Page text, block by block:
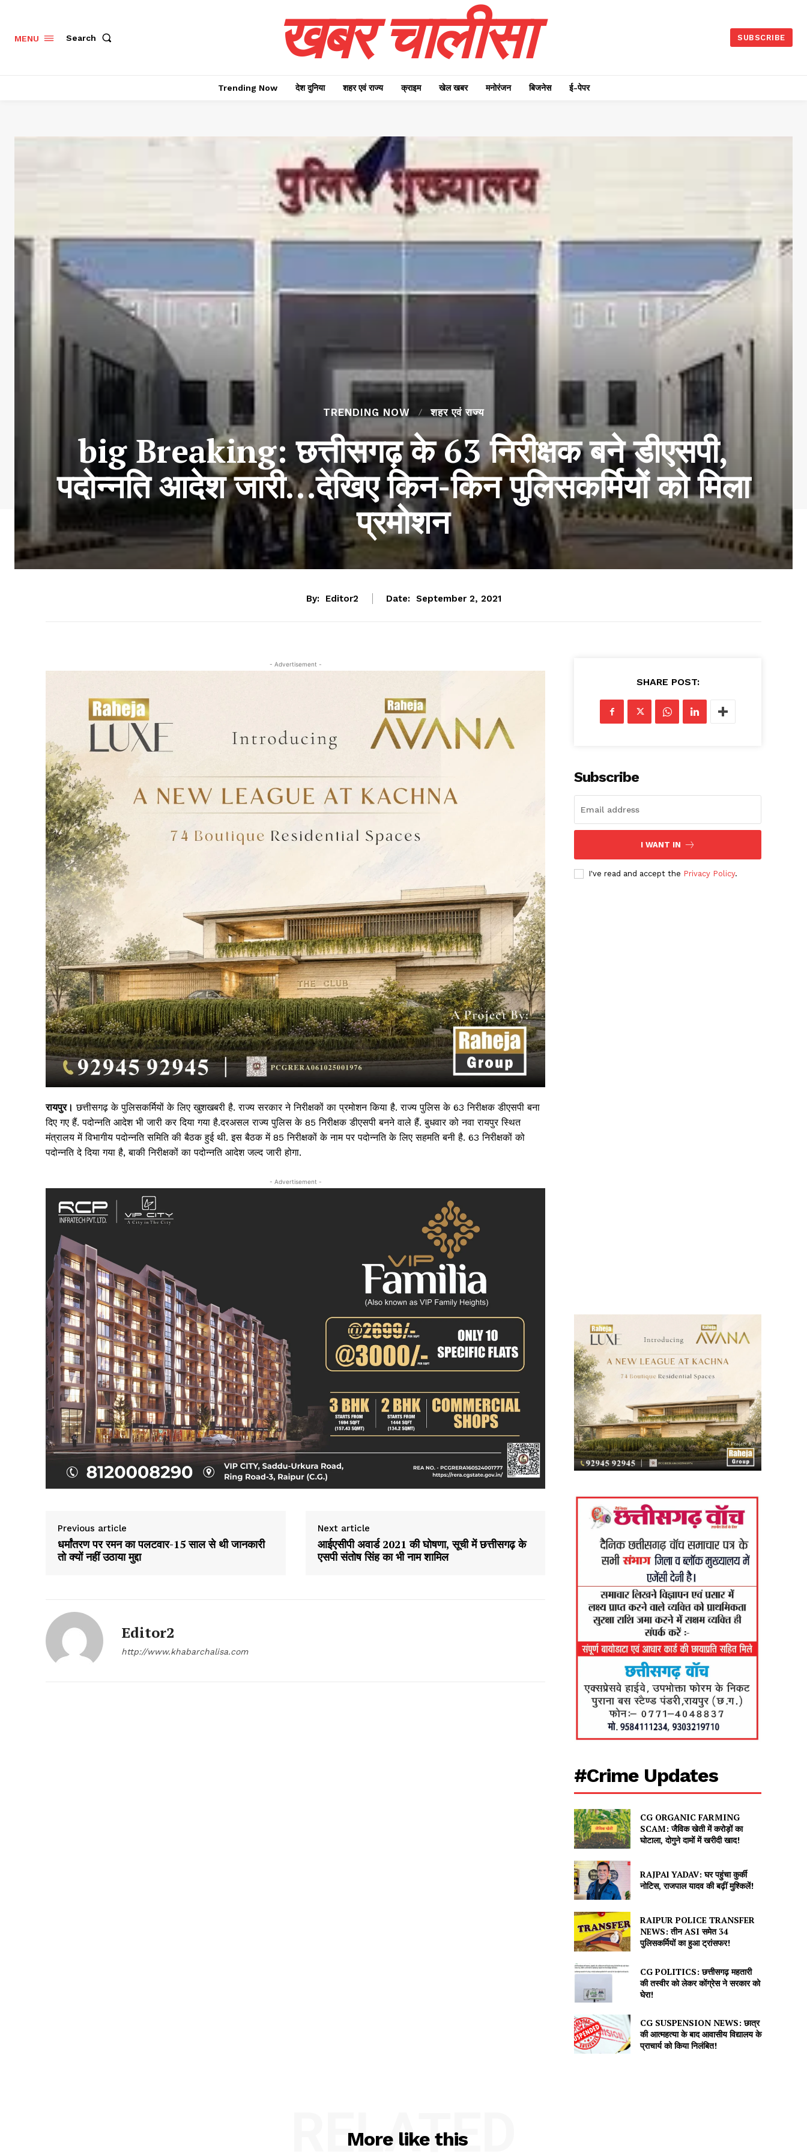
SUBSCRIBE NOW
Khabarchalisa News
Trending Now
देश दुनिया
शहर एवं राज्य
क्राइम
खेल खबर
बिजनेस
ई-पेपर
MENU Search खबर चालीसा SUBSCRIBE
Trending Now देश दुनिया शहर एवं राज्य क्राइम खेल खबर मनोरंजन बिजनेस ई-पेपर
TRENDING NOW शहर एवं राज्य
big Breaking: छत्तीसगढ़ के 63 निरीक्षक बने डीएसपी,
पदोन्नति आदेश जारी…देखिए किन-किन पुलिसकर्मियों को मिला
प्रमोशन
By: Editor2 Date: September 2, 2021
- Advertisement -
रायपुर। छत्तीसगढ़ के पुलिसकर्मियों के लिए खुशखबरी है. राज्य सरकार ने निरीक्षकों का प्रमोशन किया है. राज्य पुलिस के 63 निरीक्षक डीएसपी बना
दिए गए हैं. पदोन्नति आदेश भी जारी कर दिया गया है.दरअसल राज्य पुलिस के 85 निरीक्षक डीएसपी बनने वाले हैं. बुधवार को नवा रायपुर स्थित
मंत्रालय में विभागीय पदोन्नति समिति की बैठक हुई थी. इस बैठक में 85 निरीक्षकों के नाम पर पदोन्नति के लिए सहमति बनी है. 63 निरीक्षकों को
पदोन्नति दे दिया गया है, बाकी निरीक्षकों का पदोन्नति आदेश जल्द जारी होगा.
- Advertisement -
Previous article
धर्मांतरण पर रमन का पलटवार-15 साल से थी जानकारी
तो क्यों नहीं उठाया मुद्दा
Next article
आईएसीपी अवार्ड 2021 की घोषणा, सूची में छत्तीसगढ़ के
एसपी संतोष सिंह का भी नाम शामिल
Editor2
http://www.khabarchalisa.com
SHARE POST:
Subscribe
I WANT IN
I've read and accept the Privacy Policy.
#Crime Updates
CG ORGANIC FARMING
SCAM: जैविक खेती में करोड़ों का
घोटाला, दोगुने दामों में खरीदी खाद!
RAJPAl YADAV: घर पहुंचा कुर्की
नोटिस, राजपाल यादव की बढ़ीं मुश्किलें!
RAIPUR POLICE TRANSFER
NEWS: तीन ASI समेत 34
पुलिसकर्मियों का हुआ ट्रांसफर!
CG POLITICS: छत्तीसगढ़ महतारी
की तस्वीर को लेकर कोंग्रेस ने सरकार को
घेरा!
CG SUSPENSION NEWS: छात्र
की आत्महत्या के बाद आवासीय विद्यालय के
प्राचार्य को किया निलंबित!
More like this
RELATED